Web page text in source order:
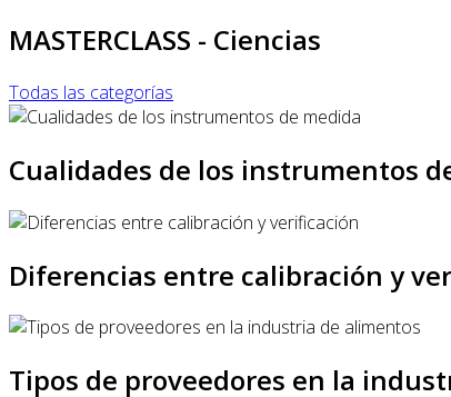
MASTERCLASS - Ciencias
Todas las categorías
Cualidades de los instrumentos
Diferencias entre calibración y
Tipos de proveedores en la